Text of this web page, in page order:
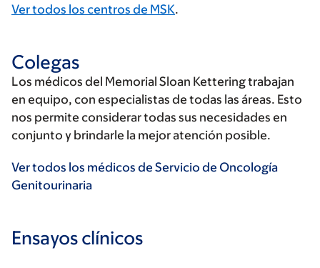
Ver todos los centros de MSK.
Colegas
Los médicos del Memorial Sloan Kettering trabajan
en equipo, con especialistas de todas las áreas. Esto
nos permite considerar todas sus necesidades en
conjunto y brindarle la mejor atención posible.
Ver todos los médicos de Servicio de Oncología
Genitourinaria
Ensayos clínicos